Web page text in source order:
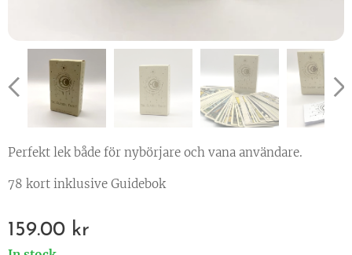
Perfekt lek både för nybörjare och vana användare.
78 kort inklusive Guidebok
159.00 kr